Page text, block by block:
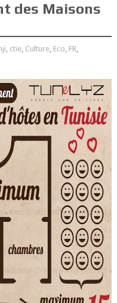
des Maisons
, ctie, Culture, Eco, FR,